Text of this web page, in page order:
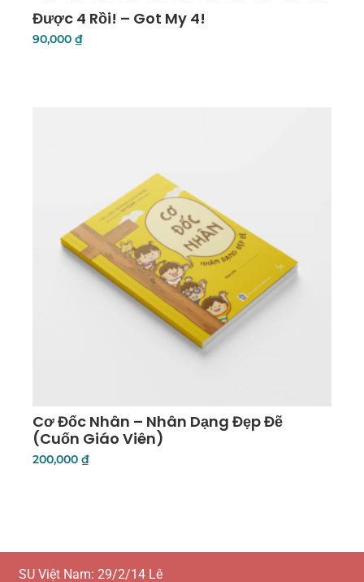
Được 4 Rồi! – Got My 4!
90,000₫
Cơ Đốc Nhân – Nhân Dạng Đẹp Đẽ
(Cuốn Giáo Viên)
200,000₫
SU Việt Nam: 29/2/14 Lê